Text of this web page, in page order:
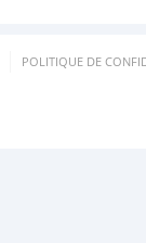
POLITIQUE DE